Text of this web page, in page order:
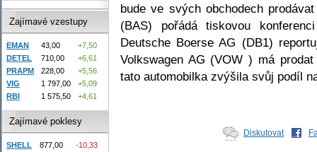
bude ve svých obchodech
(BAS) pořádá tiskovou
Deutsche Boerse AG (DB1)
Volkswagen AG (VOW ) má
tato automobilka zvýšila svůj podíl
Diskutovat
Zajímavé vzestupy
EMAN 43,00
+7,50
DETEL
710,00
+6,61
PRAPM
228,00
+5,56
VIG
1 797,00
+5,09
RBI
1 575,50 +4,61
Zajímavé poklesy
SHELL 877,00
-10,33